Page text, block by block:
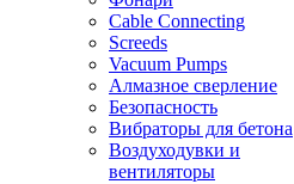
Cable Connecting
Screeds
Vacuum Pumps
Алмазное сверление
Безопасность
Вибраторы для бетона
Воздуходувки и
вентиляторы